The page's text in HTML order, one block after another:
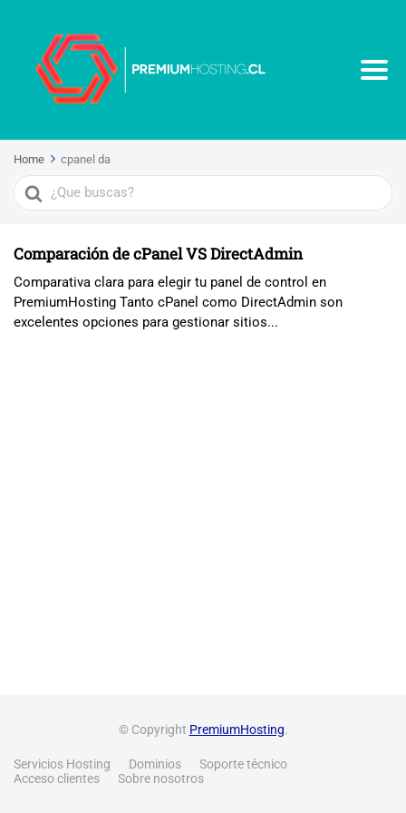
Home cpanel da
Search
For
Comparación de cPanel VS DirectAdmin
Comparativa clara para elegir tu panel de control en
PremiumHosting Tanto cPanel como DirectAdmin son
excelentes opciones para gestionar sitios...
© Copyright PremiumHosting.
Servicios Hosting Dominios
Soporte técnico
Acceso clientes
Sobre nosotros